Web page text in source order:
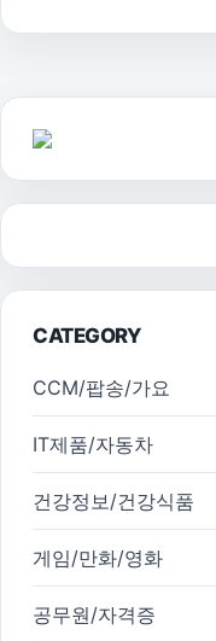
CATEGORY
CCM/팝송/가요
IT제품/자동차
건강정보/건강식품
게임/만화/영화
공무원/자격증